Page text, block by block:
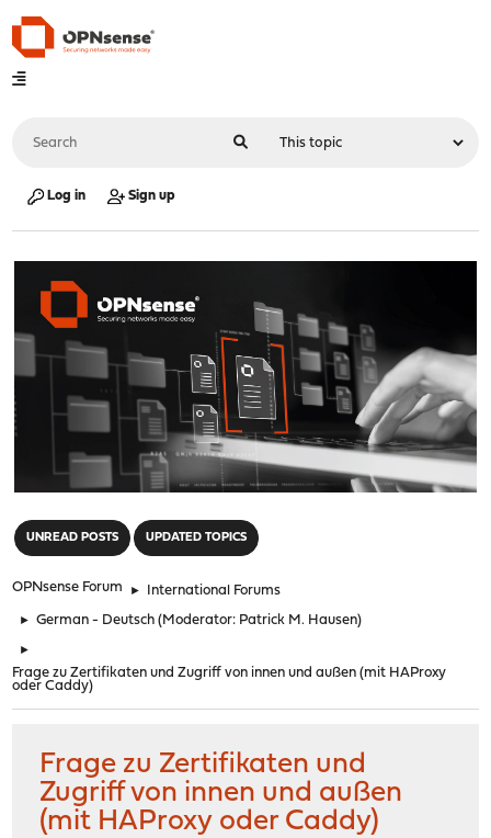
Log in Sign up
UNREAD POSTS UPDATED TOPICS
OPNsense Forum ► International Forums
► German - Deutsch (Moderator: Patrick M. Hausen)
►
Frage zu Zertifikaten und Zugriff von innen und außen (mit HAProxy
oder Caddy)
Frage zu Zertifikaten und
Zugriff von innen und außen
(mit HAProxy oder Caddy)